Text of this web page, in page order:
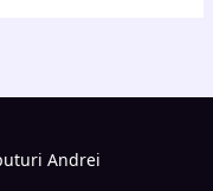
Andrei